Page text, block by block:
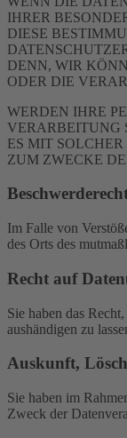
IHRER
DIESE
DENN, WIR
ODER DIE
WERDEN IHRE
VERARBEITUNG
ES MIT
ZUM ZWECKE
Im Falle von
des Orts des
Recht auf
Sie haben das
aushändigen zu
Auskunft,
Sie haben im
Zweck der